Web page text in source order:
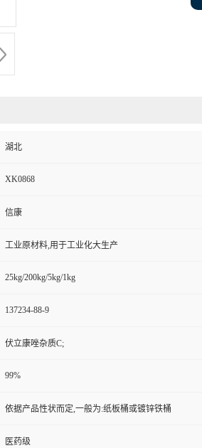
湖北
XK0868
信康
工业原材料,用于工业化大生产
25kg/200kg/5kg/1kg
137234-88-9
伏立康唑杂质C;
99%
依据产品性状而定,一般为:纸板桶或镀锌铁桶
医药级